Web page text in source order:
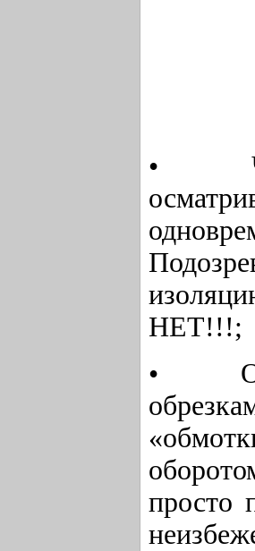
• Что
НЕТ!!!;
• Окна
просто